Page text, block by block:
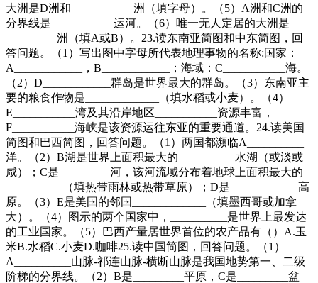
大洲是D洲和___________洲（填字母）。（5）A洲和C洲的
分界线是___________运河。（6）唯一无人定居的大洲是
_________洲（填A或B）。23.读东南亚简图和中东简图，回
答问题。（1）写出图中字母所代表地理事物的名称:国家：
A____________，B____________；海域：C___________海。
（2）D____________群岛是世界最大的群岛。（3）东南亚主
要的粮食作物是_____________（填水稻或小麦）。（4）
E___________湾及其沿岸地区___________资源丰富，
F___________海峡是该资源运往东亚的重要通道。24.读美国
简图和巴西简图，回答问题。（1）两国都濒临A__________
洋。（2）B湖是世界上面积最大的__________水湖（或淡或
咸）；C是_________河，该河流域分布着地球上面积最大的
__________（填热带雨林或热带草原）；D是____________高
原。（3）E是美国的邻国_____________（填墨西哥或加拿
大）。（4）图示的两个国家中，__________是世界上最发达
的工业国家。（5）巴西产量居世界首位的农产品有（）A.玉
米B.水稻C.小麦D.咖啡25.读中国简图，回答问题。（1）
A__________山脉-祁连山脉-横断山脉是我国地势第一、二级
阶梯的分界线。（2）B是_________平原，C是_________盆